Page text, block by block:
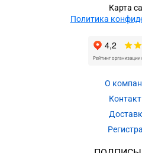
Карта
Политика
О